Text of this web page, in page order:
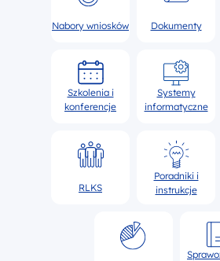
Nabory wniosków Dokumenty
Szkolenia i
konferencje
Systemy
informatyczne
RLKS
Poradniki i
instrukcje